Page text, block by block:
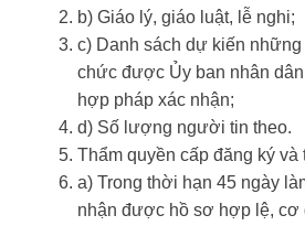
b) Giáo lý, giáo luật, lễ nghi;
c) Danh sách dự kiến
chức được Ủy ban nhân
hợp pháp xác nhận;
d) Số lượng người tin theo.
Thẩm quyền cấp đăng ký
a) Trong thời hạn 45 ngày
nhận được hồ sơ hợp lệ, cơ